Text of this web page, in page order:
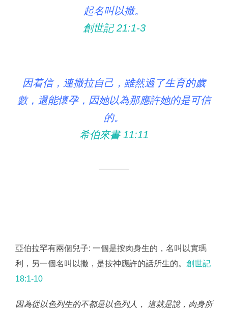
起名叫以撒。
創世記 21:1‭-‬3
因着信，連撒拉自己，雖然過了生育的歲
數，還能懷孕，因她以為那應許她的是可信
的。
希伯來書 11:11
亞伯拉罕有兩個兒子: 一個是按肉身生的，名叫以實瑪
利，另一個名叫以撒，是按神應許的話所生的。 創世記
18:1‭-‬10
因為從以色列生的不都是以色列人， 這就是說，肉身所